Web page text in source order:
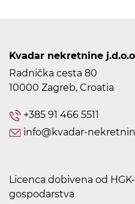
Kvadar nekretnine
Radnička cesta 80
10000 Zagreb, Croatia
+385 91 466 5511
info@kvadar-
Licenca dobivena od
gospodarstva